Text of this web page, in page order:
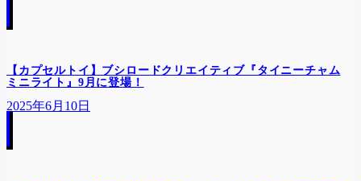
【カプセルトイ】ブシロードクリエイティブ『タイニーチャム
ミニライト』9月に登場！
2025年6月10日